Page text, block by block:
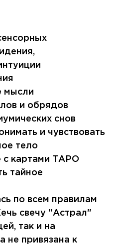
мысли
и обрядов
снов
и чувствовать
тело
с картами ТАРО
тайное
по всем правилам
свечу "Астрал"
так и на
не привязана к